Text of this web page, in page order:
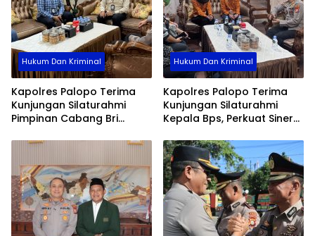
Hukum Dan Kriminal
Kapolres Palopo Terima
Kunjungan Silaturahmi
Pimpinan Cabang Bri
Hukum Dan Kriminal
Kapolres Palopo Terima
Kunjungan Silaturahmi
Kepala Bps, Perkuat Sinergi